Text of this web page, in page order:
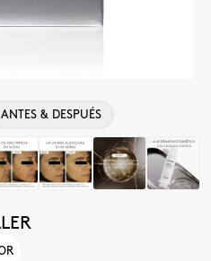
ANTES & DESPUÉS